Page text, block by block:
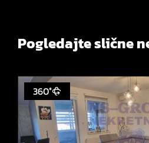
Pogledajte slične
360°